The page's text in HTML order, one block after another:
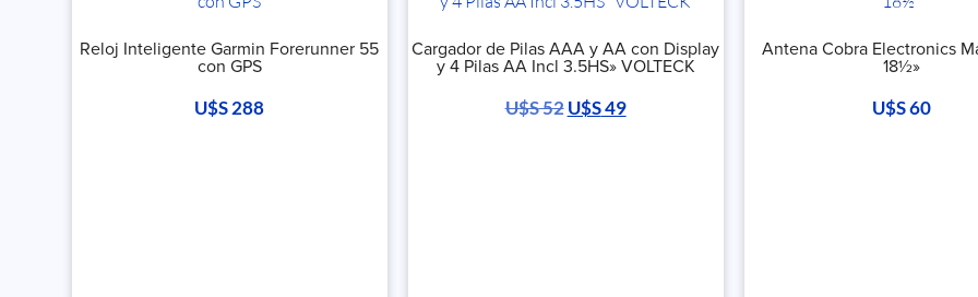
Reloj Inteligente Garmin Forerunner 55
con GPS
U$S288
Cargador de Pilas AAA y AA con Display
y 4 Pilas AA Incl 3.5HS» VOLTECK
U$S52 U$S49
Antena Cobra Electronics
18½»
U$S60